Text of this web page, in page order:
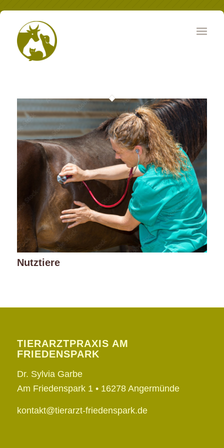
Nutztiere
TIERARZTPRAXIS AM
FRIEDENSPARK
Dr. Sylvia Garbe
Am Friedenspark 1 • 16278 Angermünde
kontakt@tierarzt-friedenspark.de